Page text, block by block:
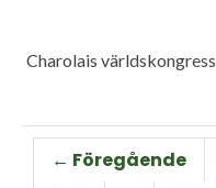
Charolais världskongress
← Föregående